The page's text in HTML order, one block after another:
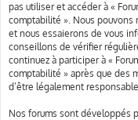
pas utiliser et accéder à «
comptabilité ». Nous pouvons
et nous essaierons de vous
conseillons de vérifier
continuez à participer à «
comptabilité » après que des
d’être légalement
Nos forums sont développés